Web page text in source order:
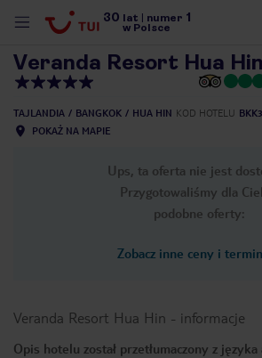
30 lat numer 1
w Polsce
Veranda Resort Hua Hin
TAJLANDIA BANGKOK HUA HIN KOD HOTELU
POKAŻ NA MAPIE
Ups, ta oferta nie jest
Przygotowaliśmy dla
podobne oferty:
Zobacz inne ceny i
Veranda Resort Hua Hin - informacje
Opis hotelu został przetłumaczony z